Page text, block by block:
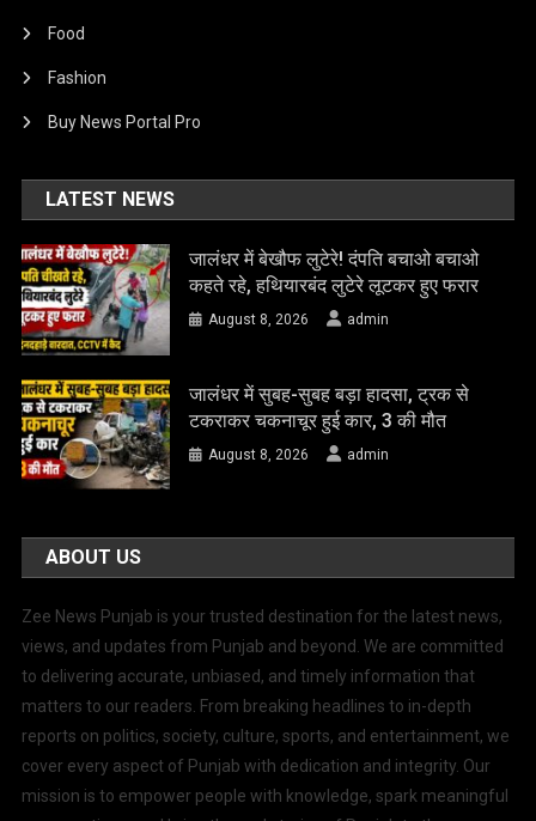
Food
Fashion
Buy News Portal Pro
LATEST NEWS
जालंधर में बेखौफ लुटेरे! दंपति बचाओ बचाओ
कहते रहे, हथियारबंद लुटेरे लूटकर हुए फरार
August 8, 2026 admin
जालंधर में सुबह-सुबह बड़ा हादसा, ट्रक से
टकराकर चकनाचूर हुई कार, 3 की मौत
August 8, 2026 admin
ABOUT US
Zee News Punjab is your trusted destination for the latest news,
views, and updates from Punjab and beyond. We are committed
to delivering accurate, unbiased, and timely information that
matters to our readers. From breaking headlines to in-depth
reports on politics, society, culture, sports, and entertainment, we
cover every aspect of Punjab with dedication and integrity. Our
mission is to empower people with knowledge, spark meaningful